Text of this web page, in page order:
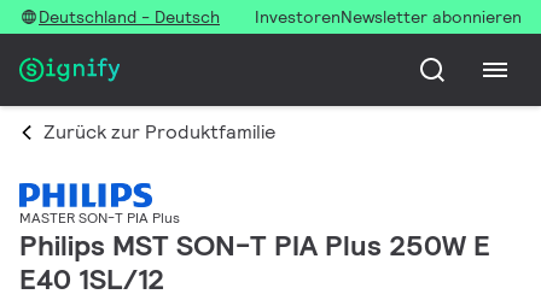
Deutschland - Deutsch InvestorenNewsletter abonnieren
Zurück zur Produktfamilie
MASTER SON-T PIA Plus
Philips MST SON-T PIA Plus 250W E
E40 1SL/12